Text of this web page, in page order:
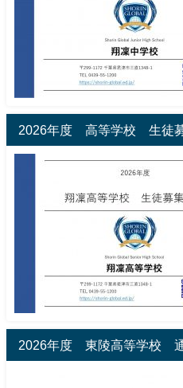
2026年度 高等学校 生徒
2026年度 東陵高等学校